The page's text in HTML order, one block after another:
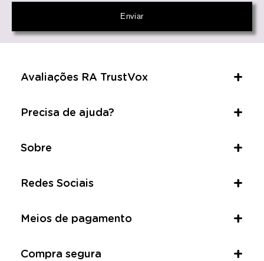
Avaliações RA TrustVox
Precisa de ajuda?
Sobre
Redes Sociais
Meios de pagamento
Compra segura